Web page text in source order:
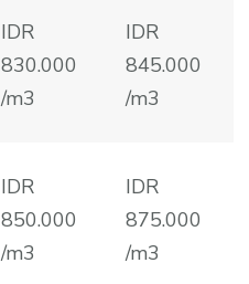
IDR
830.000
/m3
IDR
845.000
/m3
IDR
850.000
/m3
IDR
875.000
/m3